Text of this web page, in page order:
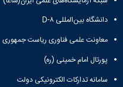
ترفیع
شورای
فرهنگی
دانشکده
معاونت
آموزشی
در
سیستم
Journal
of
Stress
Analysis
دانشگاه بین‌المللی D-۸
معاونت علمی فناوری ریاست جمهوری
پورتال امام خمینی (ره)
سامانه تدارکات الکترونیکی دولت